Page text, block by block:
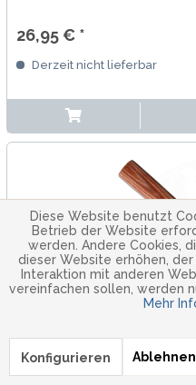
26,95 € *
Derzeit nicht lieferbar
Kanetsune Seki
Petty gehämmert 120
Diese Website benutzt
Betrieb der Website
werden. Andere Cookies,
dieser Website erhöhen,
Interaktion mit anderen
vereinfachen sollen, werden
Mehr
Ablehnen
Konfigurieren